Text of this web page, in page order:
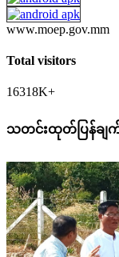
www.moep.gov.mm
Total visitors
16318K+
သတင်းထုတ်ပြန်ချ